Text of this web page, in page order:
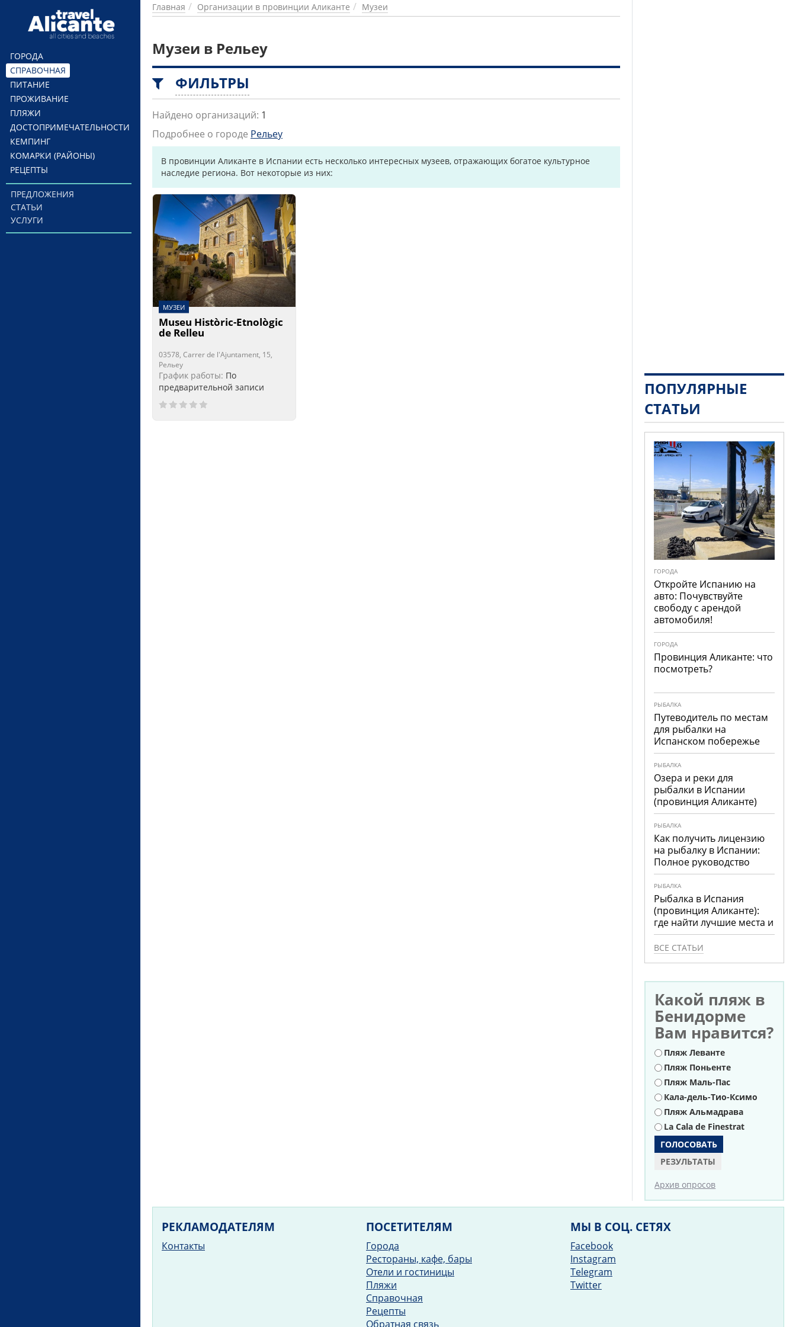
Перейти к основному содержанию
ГОРОДА
СПРАВОЧНАЯ
ПИТАНИЕ
ПРОЖИВАНИЕ
ПЛЯЖИ
ДОСТОПРИМЕЧАТЕЛЬНОСТИ
КЕМПИНГ
КОМАРКИ (РАЙОНЫ)
РЕЦЕПТЫ
ПРЕДЛОЖЕНИЯ
СТАТЬИ
УСЛУГИ
Главная Организации в провинции Аликанте Музеи
Музеи в Рельеу
ФИЛЬТРЫ
Найдено организаций: 1
Подробнее о городе Рельеу
В провинции Аликанте в Испании есть несколько интересных музеев, отражающих богатое культурное
наследие региона. Вот некоторые из них:
МУЗЕИ
Museu Històric-Etnològic
de Relleu
03578, Carrer de l'Ajuntament, 15,
Рельеу
График работы: По
предварительной записи
ПОПУЛЯРНЫЕ
СТАТЬИ
ГОРОДА
Откройте Испанию на
авто: Почувствуйте
свободу с арендой
автомобиля!
ГОРОДА
Провинция Аликанте: что
посмотреть?
РЫБАЛКА
Путеводитель по местам
для рыбалки на
Испанском побережье
РЫБАЛКА
Озера и реки для
рыбалки в Испании
(провинция Аликанте)
РЫБАЛКА
Как получить лицензию
на рыбалку в Испании:
Полное руководство
РЫБАЛКА
Рыбалка в Испания
(провинция Аликанте):
где найти лучшие места и
что ловить
ВСЕ СТАТЬИ
Какой пляж в
Бенидорме
Вам нравится?
Варианты
Пляж Леванте
Пляж Поньенте
Пляж Маль-Пас
Кала-дель-Тио-Ксимо
Пляж Альмадрава
La Cala de Finestrat
РЕЗУЛЬТАТЫ
Архив опросов
РЕКЛАМОДАТЕЛЯМ
Контакты
ПОСЕТИТЕЛЯМ
Города
Рестораны, кафе, бары
Отели и гостиницы
Пляжи
Справочная
Рецепты
Обратная связь
МЫ В СОЦ. СЕТЯХ
Facebook
Instagram
Telegram
Twitter